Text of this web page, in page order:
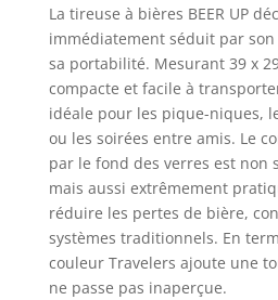
et
🍻
La tireuse à bières BEER UP
immédiatement séduit par
sa portabilité. Mesurant 39 x
compacte et facile à
idéale pour les pique-niques,
ou les soirées entre amis. Le
par le fond des verres est non
mais aussi extrêmement
réduire les pertes de bière,
systèmes traditionnels. En
couleur Travelers ajoute une
ne passe pas inaperçue.